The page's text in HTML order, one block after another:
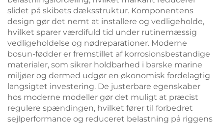
slidet på skibets dæksstruktur. Komponentens
design gør det nemt at installere og vedligeholde,
hvilket sparer værdifuld tid under rutinemæssig
vedligeholdelse og nødreparationer. Moderne
bosun-fødder er fremstillet af korrosionsbestandige
materialer, som sikrer holdbarhed i barske marine
miljøer og dermed udgør en økonomisk fordelagtig
langsigtet investering. De justerbare egenskaber
hos moderne modeller gør det muligt at præcist
regulere spændingen, hvilket fører til forbedret
sejlperformance og reduceret belastning på riggens